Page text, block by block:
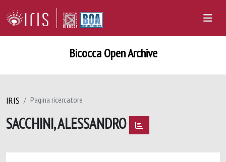
Bicocca Open Archive
IRIS Pagina ricercatore
SACCHINI, ALESSANDRO